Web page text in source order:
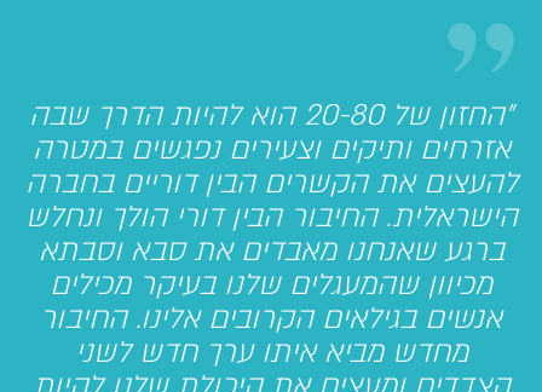
"החזון של 20-80 הוא להיות הדרך שבה
אזרחים ותיקים וצעירים נפגשים במטרה
להעצים את הקשרים הבין דוריים בחברה
הישראלית. החיבור הבין דורי הולך ונחלש
ברגע שאנחנו מאבדים את סבא וסבתא
מכיוון שהמעגלים שלנו בעיקר מכילים
אנשים בגילאים הקרובים אלינו. החיבור
מחדש מביא איתו ערך חדש לשני